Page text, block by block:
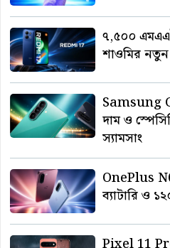
৭,৫০০
শাওমির
Samsung
দাম ও
স্যামসাং
OnePlus
ব্যাটারি ও